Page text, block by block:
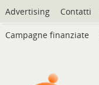
Vai
al
contenuto
Advertising Contatti
Campagne finanziate